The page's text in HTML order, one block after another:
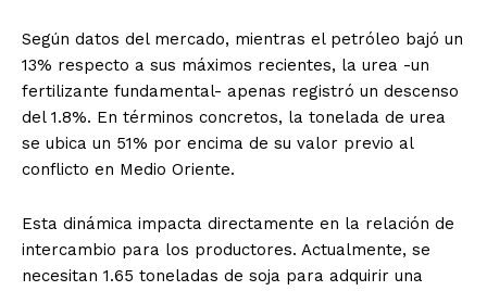
Según datos del mercado, mientras el petróleo bajó un
13% respecto a sus máximos recientes, la urea -un
fertilizante fundamental- apenas registró un descenso
del 1.8%. En términos concretos, la tonelada de urea
se ubica un 51% por encima de su valor previo al
conflicto en Medio Oriente.
Esta dinámica impacta directamente en la relación de
intercambio para los productores. Actualmente, se
necesitan 1.65 toneladas de soja para adquirir una